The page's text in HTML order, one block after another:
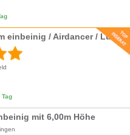
Skydancer 6 m einbeinig / Airdancer / Luftdancer
Tag
mit 6,00m Höhe